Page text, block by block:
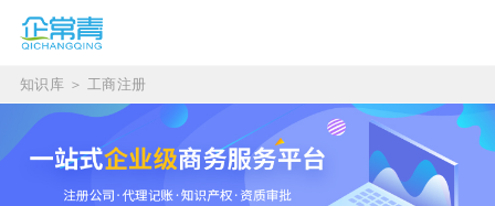
知识库 ＞ 工商注册